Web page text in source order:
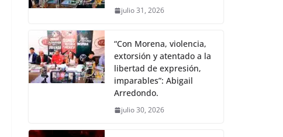
julio 31, 2026
“Con Morena, violencia,
extorsión y atentado a la
libertad de expresión,
imparables”: Abigail
Arredondo.
julio 30, 2026